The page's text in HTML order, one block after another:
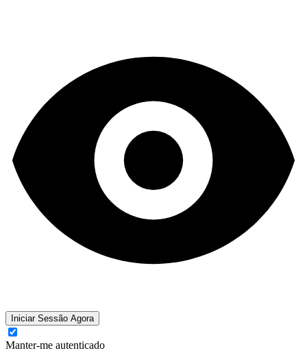
Iniciar Sessão Agora
Manter-me autenticado